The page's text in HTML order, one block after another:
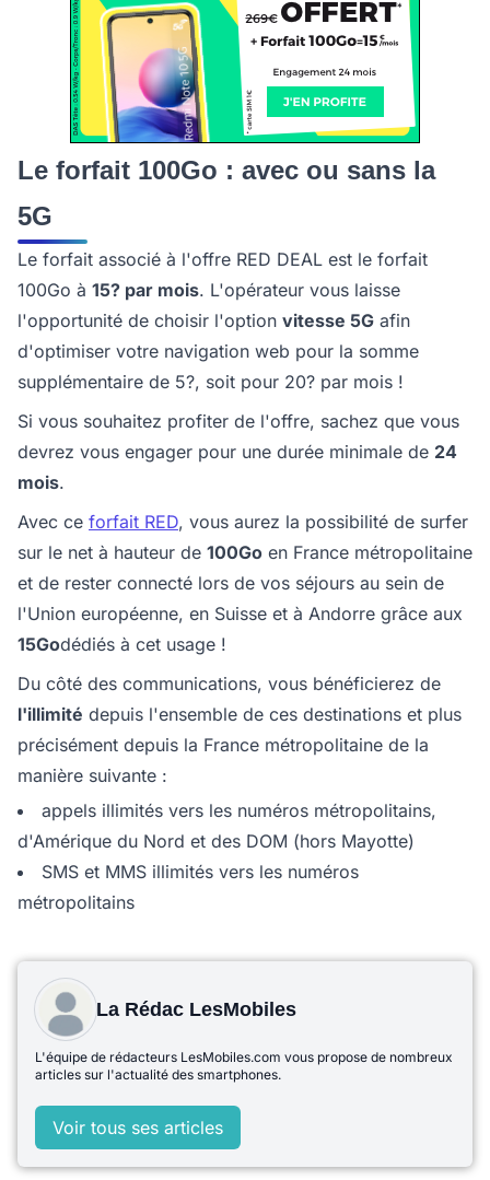
Le forfait 100Go : avec ou sans la
5G
Le forfait associé à l'offre RED DEAL est le forfait
100Go à 15? par mois. L'opérateur vous laisse
l'opportunité de choisir l'option vitesse 5G afin
d'optimiser votre navigation web pour la somme
supplémentaire de 5?, soit pour 20? par mois !
Si vous souhaitez profiter de l'offre, sachez que vous
devrez vous engager pour une durée minimale de 24
mois.
Avec ce forfait RED, vous aurez la possibilité de surfer
sur le net à hauteur de 100Go en France métropolitaine
et de rester connecté lors de vos séjours au sein de
l'Union européenne, en Suisse et à Andorre grâce aux
15Godédiés à cet usage !
Du côté des communications, vous bénéficierez de
l'illimité depuis l'ensemble de ces destinations et plus
précisément depuis la France métropolitaine de la
manière suivante :
appels illimités vers les numéros métropolitains,
d'Amérique du Nord et des DOM (hors Mayotte)
SMS et MMS illimités vers les numéros
métropolitains
La Rédac LesMobiles
L'équipe de rédacteurs LesMobiles.com vous propose de nombreux
articles sur l'actualité des smartphones.
Voir tous ses articles